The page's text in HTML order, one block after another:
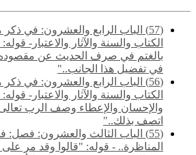
(57) الباب الرابع والعشرون: في
الكتاب والسنة والآثار والاعتبار-
بالغتم في صرف الحديث عن
في تفضيل هذا الجانب.."
(56) الباب الرابع والعشرون: في
الكتاب والسنة والآثار والاعتبار-
والإحسان والإعطاء وصف الرب
اتصف بذلك.."
(55) ‌‌الباب الثالث والعشرون: فصل:
المناظرة.. - قوله: "قالوا وقد مر